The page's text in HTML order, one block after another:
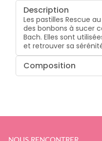
Description
Les pastilles Rescue
des bonbons à sucer
Bach. Elles sont
et retrouver sa
Composition